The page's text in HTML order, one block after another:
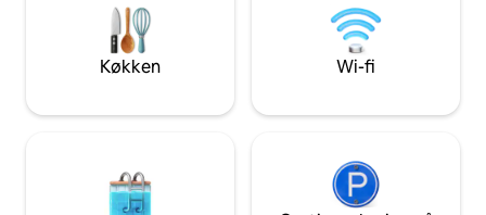
opfriske dig og nyde dit ophold. Gratis
vand, te og espresso til alle gæster.
Aircondition.
men koster
væk, hvilket giver
Køkken Wi-fi